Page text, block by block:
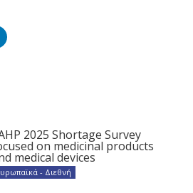
2025 Shortage Survey
on medicinal products
medical devices
- Διεθνή